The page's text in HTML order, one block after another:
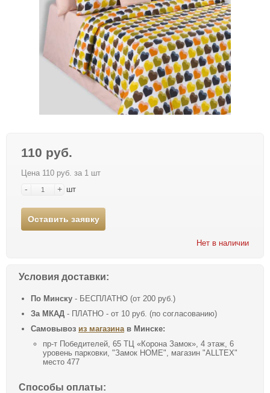
110 руб.
Цена 110 руб. за 1 шт
- + шт
Оставить заявку
Нет в наличии
Условия доставки:
По Минску - БЕСПЛАТНО (от 200 руб.)
За МКАД - ПЛАТНО - от 10 руб. (по согласованию)
Самовывоз из магазина в Минске:
пр-т Победителей, 65 ТЦ «Корона Замок», 4 этаж, 6
уровень парковки, "Замок HOME", магазин "ALLTEX"
место 477
Способы оплаты: